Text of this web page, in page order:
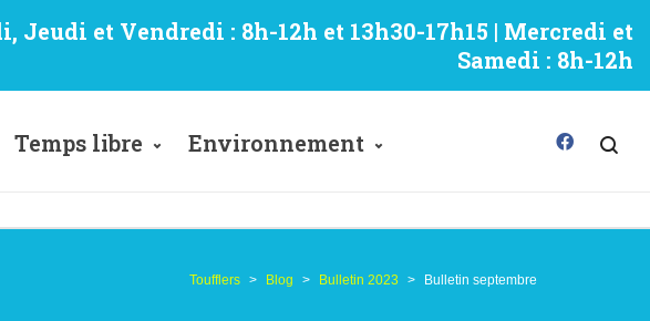
Jeudi et Vendredi : 8h-12h et 13h30-17h15 | Mercredi et
Samedi : 8h-12h
Temps libre Environnement
Toufflers > Blog > Bulletin 2023 > Bulletin septembre